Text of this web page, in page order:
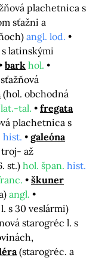
plachetnica s
sťažni a
angl. lod.
latinskými
bark hol.
(hol. obchodná
lat.-tal.
fregata
plachetnica s
hist.
galeóna
troj- až
st.)hol. špan. hist.
škuner
angl.
s 30 veslármi)
starogréc l. s
(starogréc. a